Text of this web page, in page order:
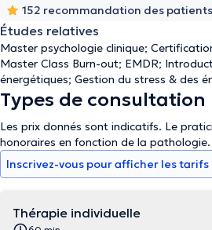
152 recommandation des patients
Études relatives
Master psychologie clinique;
Master Class Burn-out; EMDR;
énergétiques; Gestion du stress & des
Types de consultation
Les prix donnés sont indicatifs. Le
honoraires en fonction de la pathologie.
Inscrivez-vous pour afficher les tarifs
Thérapie individuelle